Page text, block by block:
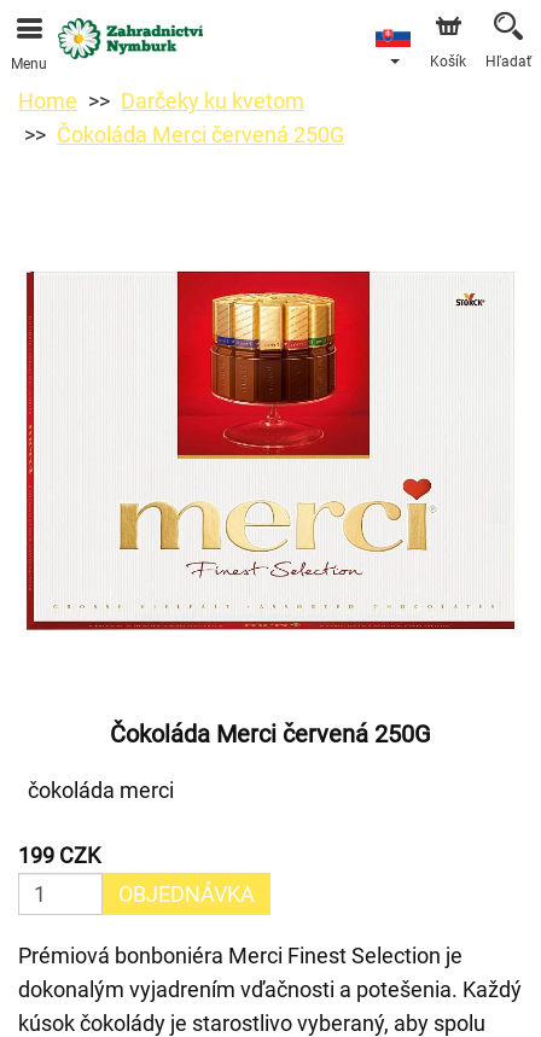
Objednávky prijímame prostredníctvom nášho e-shopu.
Najskorší možný termín doručenia je od 11.8.2026 z
Menu Košík Hľadať
Home
Darčeky ku kvetom
Čokoláda Merci červená 250G
Čokoláda Merci červená 250G
čokoláda merci
199 CZK
OBJEDNÁVKA
Prémiová bonboniéra Merci Finest Selection je
dokonalým vyjadrením vďačnosti a potešenia. Každý
kúsok čokolády je starostlivo vyberaný, aby spolu